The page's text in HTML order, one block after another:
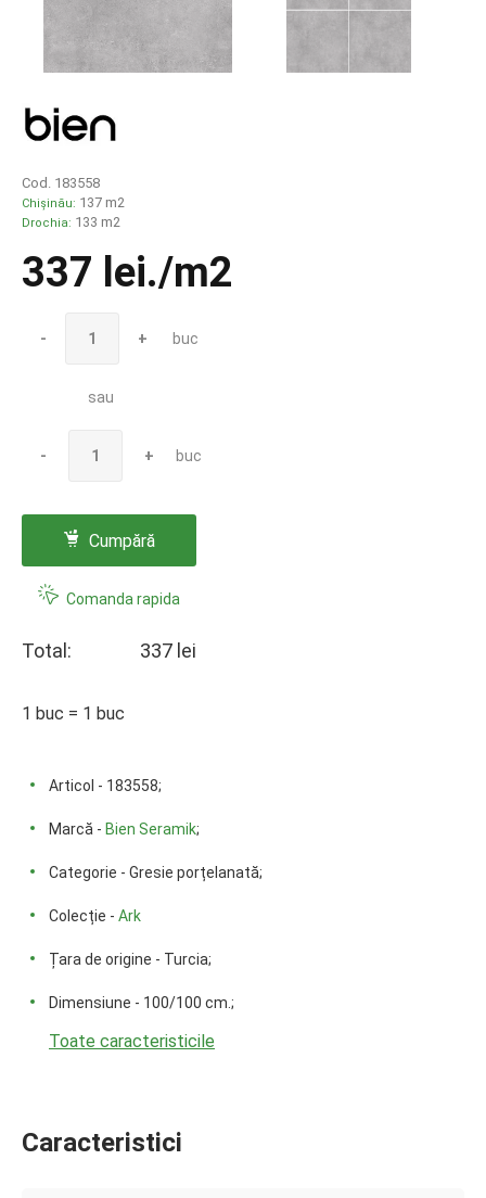
Cod. 183558
Chișinău: 137 m2
Drochia: 133 m2
337 lei./m2
- + buc
sau
- + buc
Cumpără
Comanda rapida
Total: 337 lei
1 buc = 1 buc
Articol - 183558;
Marcă - Bien Seramik;
Categorie - Gresie porțelanată;
Colecție - Ark
Țara de origine - Turcia;
Dimensiune - 100/100 cm.;
Toate caracteristicile
Caracteristici